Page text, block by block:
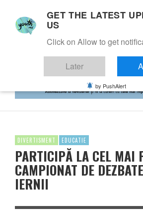
DIVERTISMENT EDUCATIE
PARTICIPĂ LA CEL MAI
CAMPIONAT DE
IERNII
GET THE LATEST
US
Click on Allow to get
Later
by PushAlert